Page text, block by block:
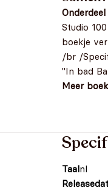
Studio
boekje
/br /
"In bad
Meer
Taalnl